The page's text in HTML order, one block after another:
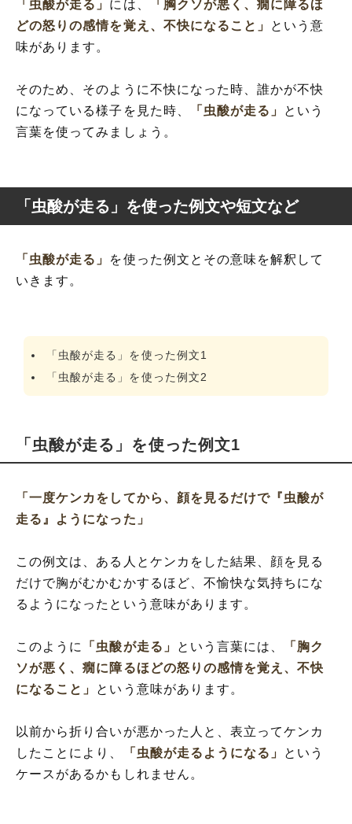
「虫酸が走る」 には、
「胸クソが悪く、癇に障るほ
どの怒りの感情を覚え、不快になること」
という意
味があります。
そのため、そのように不快になった時、誰かが不快
になっている様子を見た時、
「虫酸が走る」 という
言葉を使ってみましょう。
「虫酸が走る」を使った例文や短文など
「虫酸が走る」 を使った例文とその意味を解釈して
いきます。
「虫酸が走る」を使った例文1
「虫酸が走る」を使った例文2
「虫酸が走る」を使った例文1
「一度ケンカをしてから、顔を見るだけで『虫酸が
走る』ようになった」
この例文は、ある人とケンカをした結果、顔を見る
だけで胸がむかむかするほど、不愉快な気持ちにな
るようになったという意味があります。
このように 「虫酸が走る」 という言葉には、
「胸ク
ソが悪く、癇に障るほどの怒りの感情を覚え、不快
になること」 という意味があります。
以前から折り合いが悪かった人と、表立ってケンカ
したことにより、
「虫酸が走るようになる」 という
ケースがあるかもしれません。